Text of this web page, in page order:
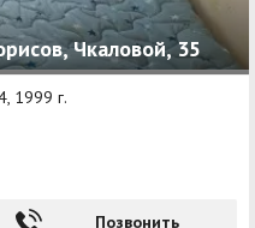
Чкаловой, 35
1999 г.
Позвонить